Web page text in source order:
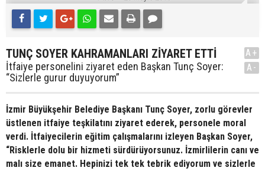
TUNÇ SOYER KAHRAMANLARI ZİYARET ETTİ
İtfaiye personelini ziyaret eden Başkan Tunç Soyer:
“Sizlerle gurur duyuyorum”
A+
A-
İzmir Büyükşehir Belediye Başkanı Tunç Soyer, zorlu görevler
üstlenen itfaiye teşkilatını ziyaret ederek, personele moral
verdi. İtfaiyecilerin eğitim çalışmalarını izleyen Başkan Soyer,
“Risklerle dolu bir hizmeti sürdürüyorsunuz. İzmirlilerin canı ve
malı size emanet. Hepinizi tek tek tebrik ediyorum ve sizlerle